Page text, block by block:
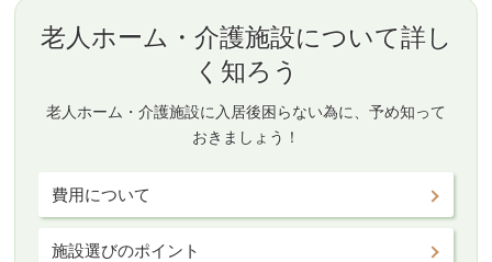
老人ホーム・介護施設について詳し
く知ろう
老人ホーム・介護施設に入居後困らない為に、予め知って
おきましょう！
費用について
施設選びのポイント